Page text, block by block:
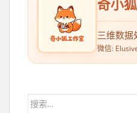
三维数据
微信:
搜索：